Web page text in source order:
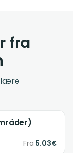
fra
Fra 5.03€